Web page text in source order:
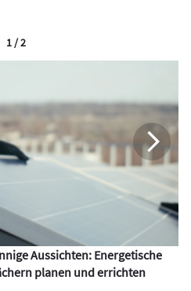
Aussichten: Energetische
planen und errichten
1 / 2